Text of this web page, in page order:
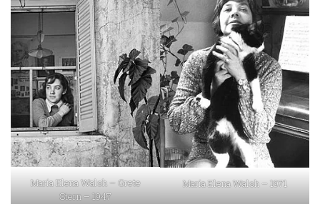
María Elena Walsh – Grete
Stern – 1947
María Elena Walsh – 1971